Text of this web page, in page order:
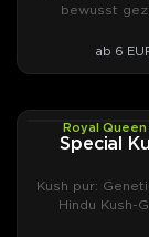
bewusst
ab 6
PHOTOFEM
Royal
Special
Kush pur:
Hindu Kush-